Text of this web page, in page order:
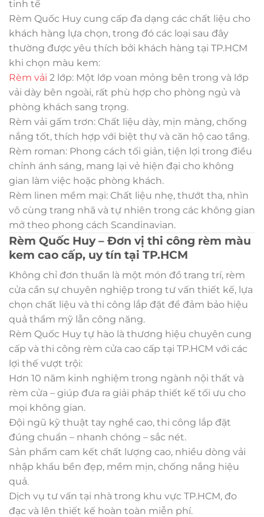
tinh tế
Rèm Quốc Huy cung cấp đa dạng các chất liệu cho
khách hàng lựa chọn, trong đó các loại sau đây
thường được yêu thích bởi khách hàng tại TP.HCM
khi chọn màu kem:
Rèm vải 2 lớp: Một lớp voan mỏng bên trong và lớp
vải dày bên ngoài, rất phù hợp cho phòng ngủ và
phòng khách sang trọng.
Rèm vải gấm trơn: Chất liệu dày, mịn màng, chống
nắng tốt, thích hợp với biệt thự và căn hộ cao tầng.
Rèm roman: Phong cách tối giản, tiện lợi trong điều
chỉnh ánh sáng, mang lại vẻ hiện đại cho không
gian làm việc hoặc phòng khách.
Rèm linen mềm mại: Chất liệu nhẹ, thướt tha, nhìn
vô cùng trang nhã và tự nhiên trong các không gian
mở theo phong cách Scandinavian.
Rèm Quốc Huy – Đơn vị thi công rèm màu
kem cao cấp, uy tín tại TP.HCM
Không chỉ đơn thuần là một món đồ trang trí, rèm
cửa cần sự chuyên nghiệp trong tư vấn thiết kế, lựa
chọn chất liệu và thi công lắp đặt để đảm bảo hiệu
quả thẩm mỹ lẫn công năng.
Rèm Quốc Huy tự hào là thương hiệu chuyên cung
cấp và thi công rèm cửa cao cấp tại TP.HCM với các
lợi thế vượt trội:
Hơn 10 năm kinh nghiệm trong ngành nội thất và
rèm cửa – giúp đưa ra giải pháp thiết kế tối ưu cho
mọi không gian.
Đội ngũ kỹ thuật tay nghề cao, thi công lắp đặt
đúng chuẩn – nhanh chóng – sắc nét.
Sản phẩm cam kết chất lượng cao, nhiều dòng vải
nhập khẩu bền đẹp, mềm mịn, chống nắng hiệu
quả.
Dịch vụ tư vấn tại nhà trong khu vực TP.HCM, đo
đạc và lên thiết kế hoàn toàn miễn phí.